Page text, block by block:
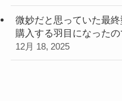
微妙だと思っていた最
購入する羽目になったの
12月 18, 2025